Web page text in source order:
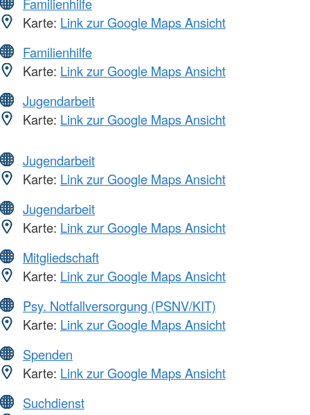
Karte: Link zur Google Maps Ansicht
Familienhilfe
Karte: Link zur Google Maps Ansicht
Jugendarbeit
Karte: Link zur Google Maps Ansicht
Jugendarbeit
Karte: Link zur Google Maps Ansicht
Jugendarbeit
Karte: Link zur Google Maps Ansicht
Mitgliedschaft
Karte: Link zur Google Maps Ansicht
Psy. Notfallversorgung (PSNV/KIT)
Karte: Link zur Google Maps Ansicht
Spenden
Karte: Link zur Google Maps Ansicht
Suchdienst